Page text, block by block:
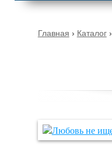
Вы здесь
Главная › Каталог›